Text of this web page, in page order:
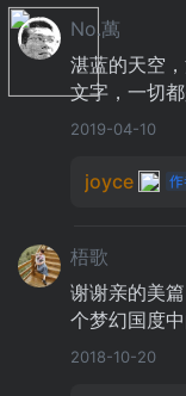
No.萬
湛蓝的天空
文字，一切
2019-04-10
joyce
梧歌
谢谢亲的美
个梦幻国度
2018-10-20